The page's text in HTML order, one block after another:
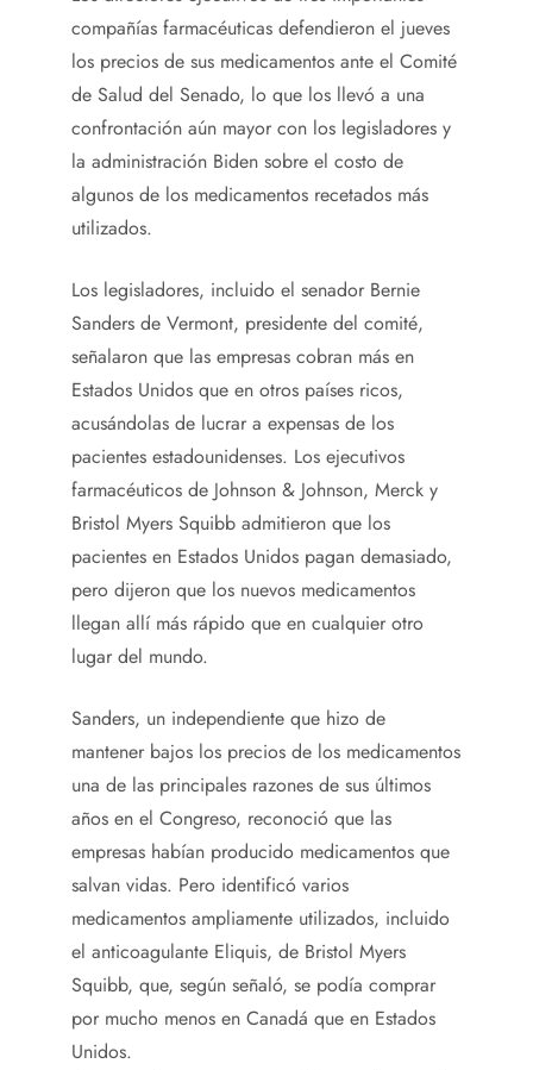
compañías farmacéuticas defendieron el jueves
los precios de sus medicamentos ante el Comité
de Salud del Senado, lo que los llevó a una
confrontación aún mayor con los legisladores y
la administración Biden sobre el costo de
algunos de los medicamentos recetados más
utilizados.
Los legisladores, incluido el senador Bernie
Sanders de Vermont, presidente del comité,
señalaron que las empresas cobran más en
Estados Unidos que en otros países ricos,
acusándolas de lucrar a expensas de los
pacientes estadounidenses. Los ejecutivos
farmacéuticos de Johnson & Johnson, Merck y
Bristol Myers Squibb admitieron que los
pacientes en Estados Unidos pagan demasiado,
pero dijeron que los nuevos medicamentos
llegan allí más rápido que en cualquier otro
lugar del mundo.
Sanders, un independiente que hizo de
mantener bajos los precios de los medicamentos
una de las principales razones de sus últimos
años en el Congreso, reconoció que las
empresas habían producido medicamentos que
salvan vidas. Pero identificó varios
medicamentos ampliamente utilizados, incluido
el anticoagulante Eliquis, de Bristol Myers
Squibb, que, según señaló, se podía comprar
por mucho menos en Canadá que en Estados
Unidos.